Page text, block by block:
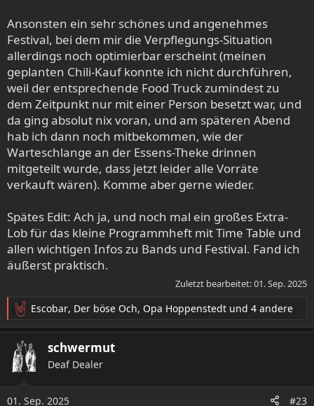
Ansonsten ein sehr schönes und angenehmes
Festival, bei dem mir die Verpflegungs-Situation
allerdings noch optimierbar erscheint (meinen
geplanten Chili-Kauf konnte ich nicht durchführen,
weil der entsprechende Food Truck zumindest zu
dem Zeitpunkt nur mit einer Person besetzt war, und
da ging absolut nix voran, und am späteren Abend
hab ich dann noch mitbekommen, wie der
Warteschlange an der Essens-Theke drinnen
mitgeteilt wurde, dass jetzt leider alle Vorräte
verkauft wären). Komme aber gerne wieder.
Spätes Edit: Ach ja, und noch mal ein großes Extra-
Lob für das kleine Programmheft mit Time Table und
allen wichtigen Infos zu Bands und Festival. Fand ich
äußerst praktisch.
Zuletzt bearbeitet:01. Sep. 2025
R
e
a
k
t
Escobar, Der böse Och, Opa Hoppenstedt und 4 andere
schwermut
Deaf Dealer
01. Sep. 2025 #23